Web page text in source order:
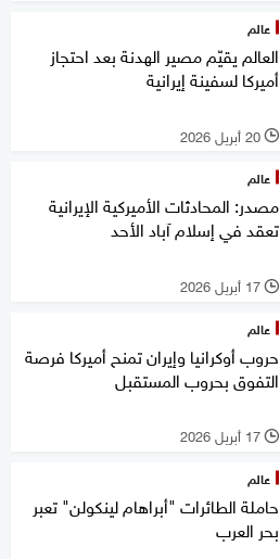
عالم
العالم يقيّم مصير الهدنة بعد احتجاز
أميركا لسفينة إيرانية
l 20 أبريل 2026
عالم
مصدر: المحادثات الأميركية الإيرانية
تعقد في إسلام آباد الأحد
l 17 أبريل 2026
عالم
حروب أوكرانيا وإيران تمنح أميركا فرصة
التفوق بحروب المستقبل
l 17 أبريل 2026
عالم
حاملة الطائرات "أبراهام لينكولن" تعبر
بحر العرب